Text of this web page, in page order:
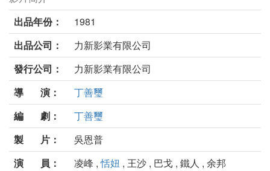
出品年份：
1981
出品公司：
力新影業有限公司
發行公司：
力新影業有限公司
導 演：
丁善璽
編 劇：
丁善璽
製 片：
吳恩普
演 員：
凌峰 ,恬妞 , 王沙 , 巴戈 , 鐵人 , 余邦